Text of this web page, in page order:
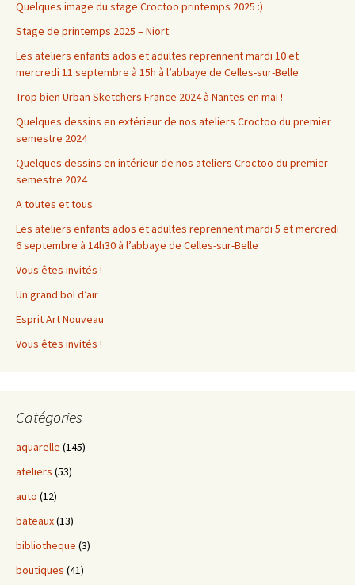
Quelques image du stage Croctoo printemps 2025 :)
Stage de printemps 2025 – Niort
Les ateliers enfants ados et adultes reprennent mardi 10 et
mercredi 11 septembre à 15h à l’abbaye de Celles-sur-Belle
Trop bien Urban Sketchers France 2024 à Nantes en mai !
Quelques dessins en extérieur de nos ateliers Croctoo du premier
semestre 2024
Quelques dessins en intérieur de nos ateliers Croctoo du premier
semestre 2024
A toutes et tous
Les ateliers enfants ados et adultes reprennent mardi 5 et mercredi
6 septembre à 14h30 à l’abbaye de Celles-sur-Belle
Vous êtes invités !
Un grand bol d’air
Esprit Art Nouveau
Vous êtes invités !
Catégories
aquarelle (145)
ateliers (53)
auto (12)
bateaux(13)
bibliotheque (3)
boutiques (41)